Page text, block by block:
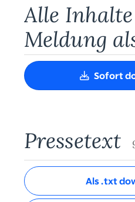
Alle
Meldung
Sofort
Pressetext
Als .txt